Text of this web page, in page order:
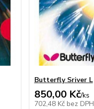
Butterfly Sriver L
850,00 Kč/ks
702,48 Kč bez DPH